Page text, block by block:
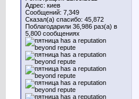
Адрес: киев
Сообщений: 7,349
Сказал(а) спасибо: 45,872
Поблагодарили 36,986 раз(а) в
5,800 сообщениях